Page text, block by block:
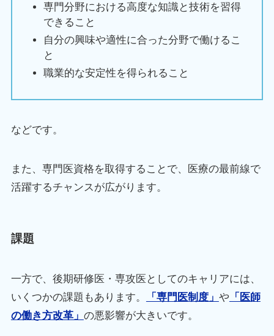
専門分野における高度な知識と技術を習得
できること
自分の興味や適性に合った分野で働けるこ
と
職業的な安定性を得られること
などです。
また、専門医資格を取得することで、医療の最前線で
活躍するチャンスが広がります。
課題
一方で、後期研修医・専攻医としてのキャリアには、
いくつかの課題もあります。
「専門医制度」 や 「医師
の働き方改革」 の悪影響が大きいです。